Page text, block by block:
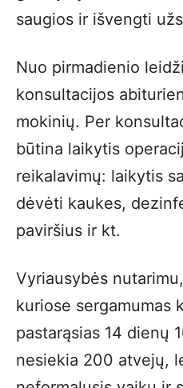
saugios ir išvengti
Nuo pirmadienio
konsultacijos
mokinių. Per
būtina laikytis
reikalavimų: laikytis
dėvėti kaukes,
paviršius ir kt.
Vyriausybės
kuriose sergamumas
pastarąsias 14 dienų
nesiekia 200 atvejų,